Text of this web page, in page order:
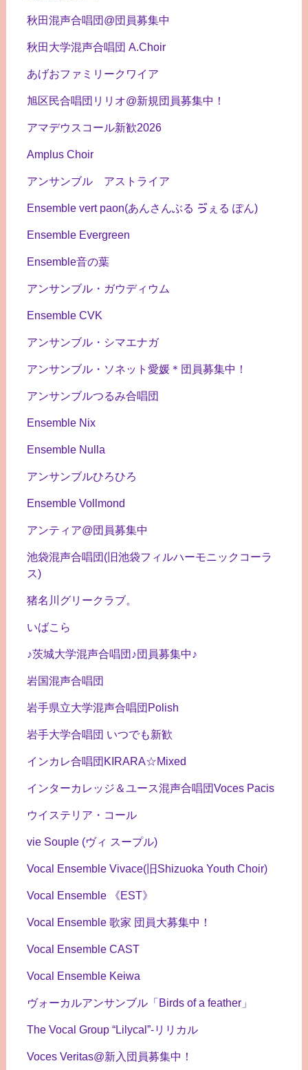
秋田混声合唱団@団員募集中
秋田大学混声合唱団 A.Choir
あげおファミリークワイア
旭区民合唱団リリオ@新規団員募集中！
アマデウスコール新歓2026
Amplus Choir
アンサンブル アストライア
Ensemble vert paon(あんさんぶる ゔぇる ぽん)
Ensemble Evergreen
Ensemble音の葉
アンサンブル・ガウディウム
Ensemble CVK
アンサンブル・シマエナガ
アンサンブル・ソネット愛媛＊団員募集中！
アンサンブルつるみ合唱団
Ensemble Nix
Ensemble Nulla
アンサンブルひろひろ
Ensemble Vollmond
アンティア@団員募集中
池袋混声合唱団(旧池袋フィルハーモニックコーラ
ス)
猪名川グリークラブ。
いばこら
♪茨城大学混声合唱団♪団員募集中♪
岩国混声合唱団
岩手県立大学混声合唱団Polish
岩手大学合唱団 いつでも新歓
インカレ合唱団KIRARA☆Mixed
インターカレッジ＆ユース混声合唱団Voces Pacis
ウイステリア・コール
vie Souple (ヴィ スープル)
Vocal Ensemble Vivace(旧Shizuoka Youth Choir)
Vocal Ensemble 《EST》
Vocal Ensemble 歌家 団員大募集中！
Vocal Ensemble CAST
Vocal Ensemble Keiwa
ヴォーカルアンサンブル「Birds of a feather」
The Vocal Group “Lilycal”-リリカル
Voces Veritas@新入団員募集中！